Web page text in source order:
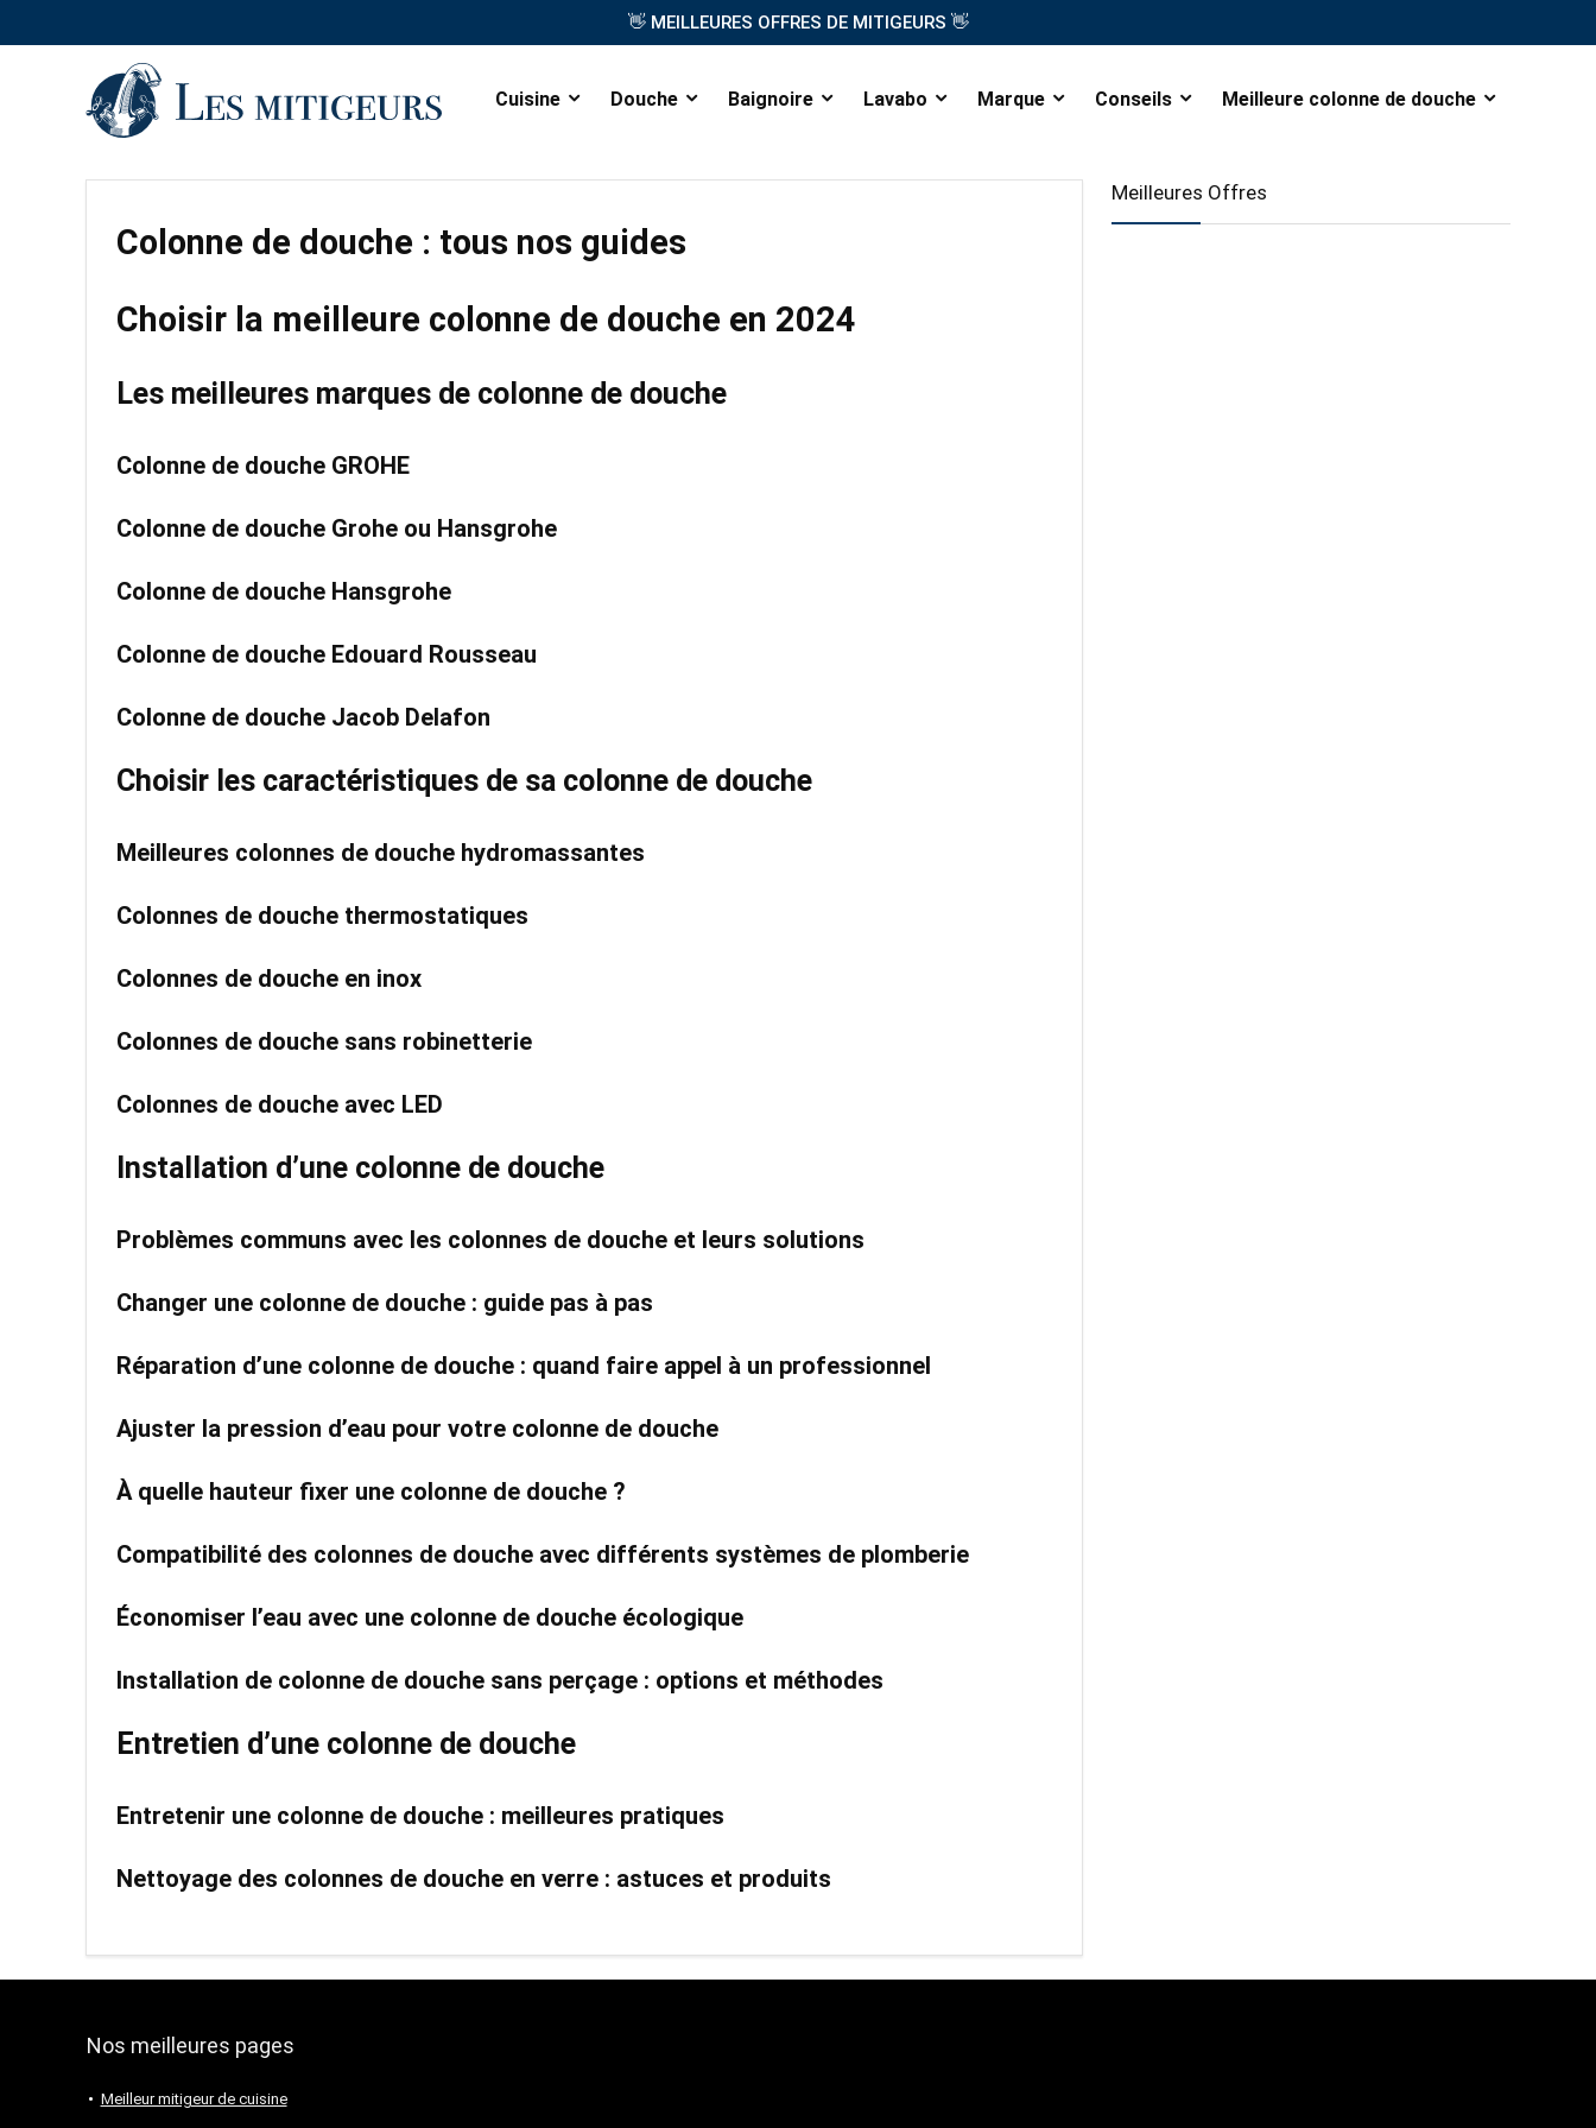
👋MEILLEURES OFFRES DE MITIGEURS 👋
Cuisine Douche Baignoire Lavabo Marque Conseils Meilleure colonne de douche
Colonne de douche : tous nos guides
Choisir la meilleure colonne de douche en 2024
Les meilleures marques de colonne de douche
Colonne de douche GROHE
Colonne de douche Grohe ou Hansgrohe
Colonne de douche Hansgrohe
Colonne de douche Edouard Rousseau
Colonne de douche Jacob Delafon
Choisir les caractéristiques de sa colonne de douche
Meilleures colonnes de douche hydromassantes
Colonnes de douche thermostatiques
Colonnes de douche en inox
Colonnes de douche sans robinetterie
Colonnes de douche avec LED
Installation d’une colonne de douche
Problèmes communs avec les colonnes de douche et leurs solutions
Changer une colonne de douche : guide pas à pas
Réparation d’une colonne de douche : quand faire appel à un professionnel
Ajuster la pression d’eau pour votre colonne de douche
À quelle hauteur fixer une colonne de douche ?
Compatibilité des colonnes de douche avec différents systèmes de plomberie
Économiser l’eau avec une colonne de douche écologique
Installation de colonne de douche sans perçage : options et méthodes
Entretien d’une colonne de douche
Entretenir une colonne de douche : meilleures pratiques
Nettoyage des colonnes de douche en verre : astuces et produits
Meilleures Offres
Nos meilleures pages
Meilleur mitigeur de cuisine